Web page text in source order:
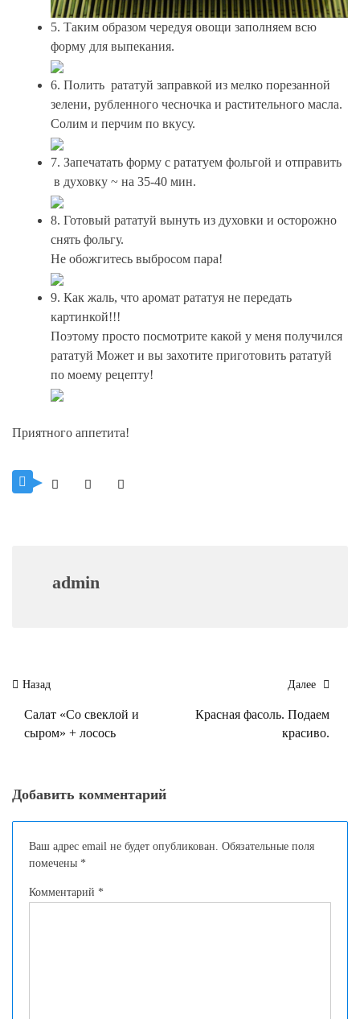
5. Таким образом чередуя овощи заполняем всю
форму для выпекания.
6. Полить рататуй заправкой из мелко порезанной
зелени, рубленного чесночка и растительного масла.
Солим и перчим по вкусу.
7. Запечатать форму с рататуем фольгой и отправить
в духовку ~ на 35-40 мин.
8. Готовый рататуй вынуть из духовки и осторожно
снять фольгу.
Не обожгитесь выбросом пара!
9. Как жаль, что аромат рататуя не передать
картинкой!!!
Поэтому просто посмотрите какой у меня получился
рататуй Может и вы захотите приготовить рататуй
по моему рецепту!
Приятного аппетита!
admin
Навигация
записям
Назад
Салат «Со свеклой и
сыром» + лосось
Далее
Красная фасоль. Подаем
красиво.
Добавить комментарий
Ваш адрес email не будет опубликован. Обязательные поля
помечены *
Комментарий *